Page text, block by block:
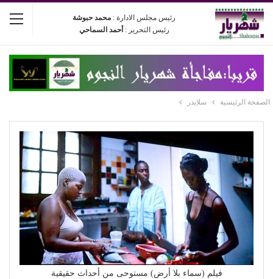
رئيس مجلس الادارة : محمد حبوشة
رئيس التحرير : أحمد السماحي
الصفحة الرئيسية سلايدر
فيلم (سماء بلا أرض) مستوحى من أحداث حقيقية